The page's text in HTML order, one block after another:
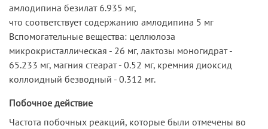
амлодипина безилат 6.935 мг,
что соответствует содержанию амлодипина 5 мг
Вспомогательные вещества: целлюлоза
микрокристаллическая - 26 мг, лактозы моногидрат -
65.233 мг, магния стеарат - 0.52 мг, кремния диоксид
коллоидный безводный - 0.312 мг.
Побочное действие
Частота побочных реакций, которые были отмечены во